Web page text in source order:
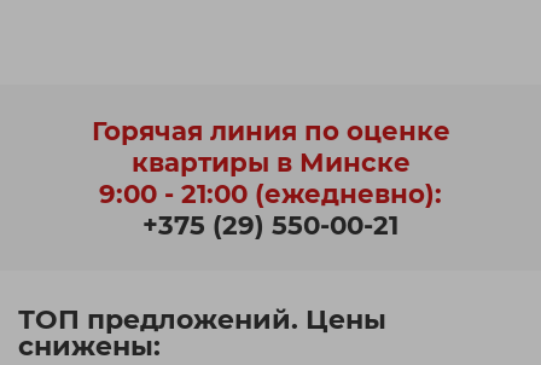
Горячая линия по оценке
квартиры в Минске
9:00 - 21:00 (ежедневно):
+375 (29) 550-00-21
ТОП предложений. Цены
снижены: